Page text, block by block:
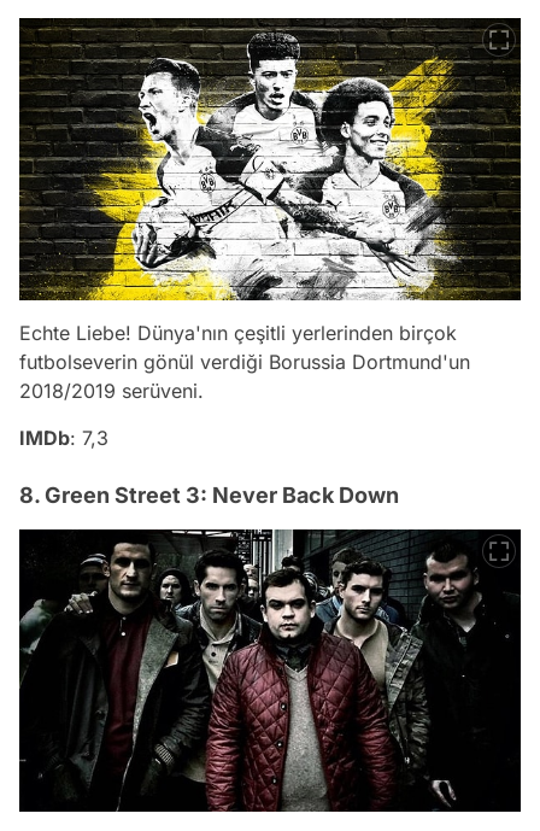
Echte Liebe! Dünya'nın çeşitli yerlerinden birçok
futbolseverin gönül verdiği Borussia Dortmund'un
2018/2019 serüveni.
IMDb: 7,3
8. Green Street 3: Never Back Down